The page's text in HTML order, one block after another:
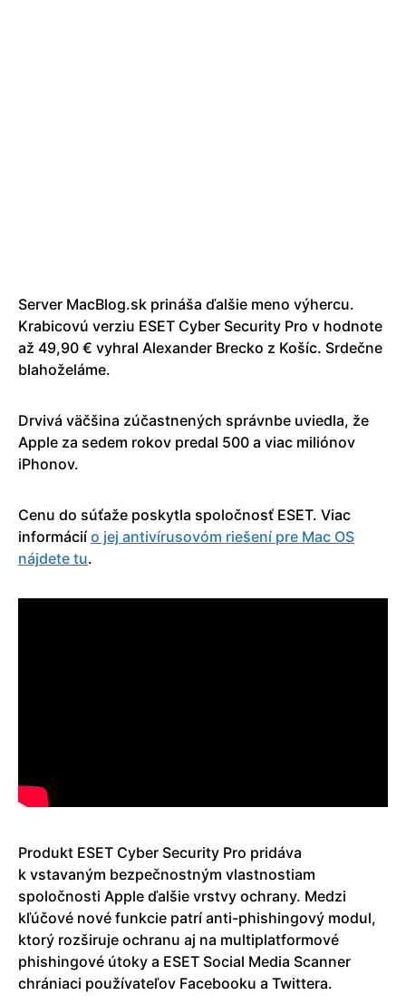
Server MacBlog.sk prináša ďalšie meno výhercu.
Krabicovú verziu ESET Cyber Security Pro v hodnote
až 49,90 € vyhral Alexander Brecko z Košíc. Srdečne
blahoželáme.
Drvivá väčšina zúčastnených správnbe uviedla, že
Apple za sedem rokov predal 500 a viac miliónov
iPhonov.
Cenu do súťaže poskytla spoločnosť ESET. Viac
informáciío jej antivírusovóm riešení pre Mac OS
nájdete tu.
Produkt ESET Cyber Security Pro pridáva
k vstavaným bezpečnostným vlastnostiam
spoločnosti Apple ďalšie vrstvy ochrany. Medzi
kľúčové nové funkcie patrí anti-phishingový modul,
ktorý rozširuje ochranu aj na multiplatformové
phishingové útoky a ESET Social Media Scanner
chrániaci používateľov Facebooku a Twittera.